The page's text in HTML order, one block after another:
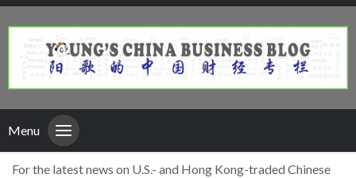
Menu
For the latest news on U.S.- and Hong Kong-traded Chinese